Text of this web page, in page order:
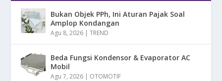
Bukan Objek PPh, Ini Aturan Pajak Soal
Amplop Kondangan
Agu 8, 2026 |TREND
Beda Fungsi Kondensor & Evaporator AC
Mobil
Agu 7, 2026 | OTOMOTIF